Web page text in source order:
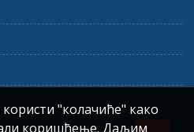
"колачиће" како
коришћење. Даљим